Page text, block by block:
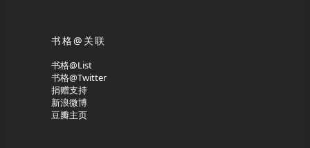
书格@关联
书格@List
书格@Twitter
捐赠支持
新浪微博
豆瓣主页